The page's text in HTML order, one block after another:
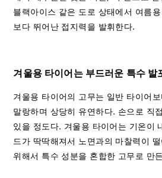
블랙아이스 같은 도로 상태에서 여름
보다 뛰어난 접지력을 발휘한다.
겨울용 타이어는 부드러운 특수 발
겨울용 타이어의 고무는 일반 타이어
말랑하며 상당히 유연하다. 손으로 직
있을 정도다. 겨울용 타이어는 기온이
드가 딱딱해져서 노면과의 마찰력이
위해서 특수 성분을 혼합한 고무로 만